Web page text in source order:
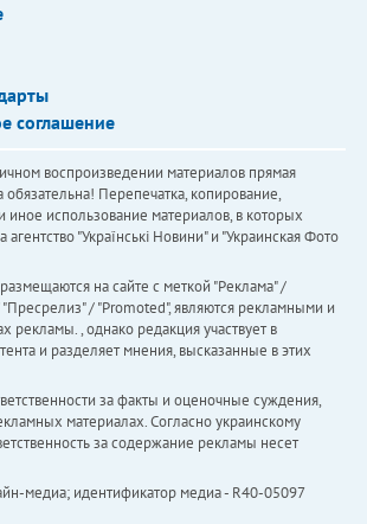
соглашение
воспроизведении материалов прямая
обязательна! Перепечатка, копирование,
иное использование материалов, в которых
"Українськi Новини" и "Украинская Фото
на сайте с меткой "Реклама" /
/ "Promoted", являются рекламными и
рекламы. , однако редакция участвует в
и разделяет мнения, высказанные в этих
за факты и оценочные суждения,
материалах. Согласно украинскому
за содержание рекламы несет
медиа; идентификатор медиа - R40-05097